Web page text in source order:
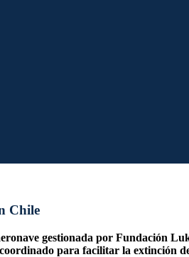
Chile
gestionada por Fundación
para facilitar la extinción